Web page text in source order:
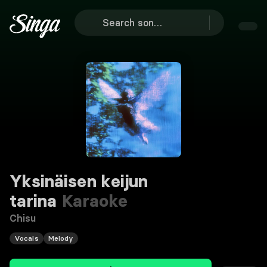
Yksinäisen keijun
tarina Karaoke
Chisu
Vocals Melody